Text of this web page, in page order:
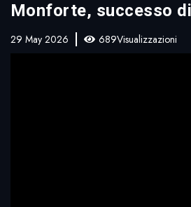
Monforte, successo
29 May 2026 689Visualizzazioni